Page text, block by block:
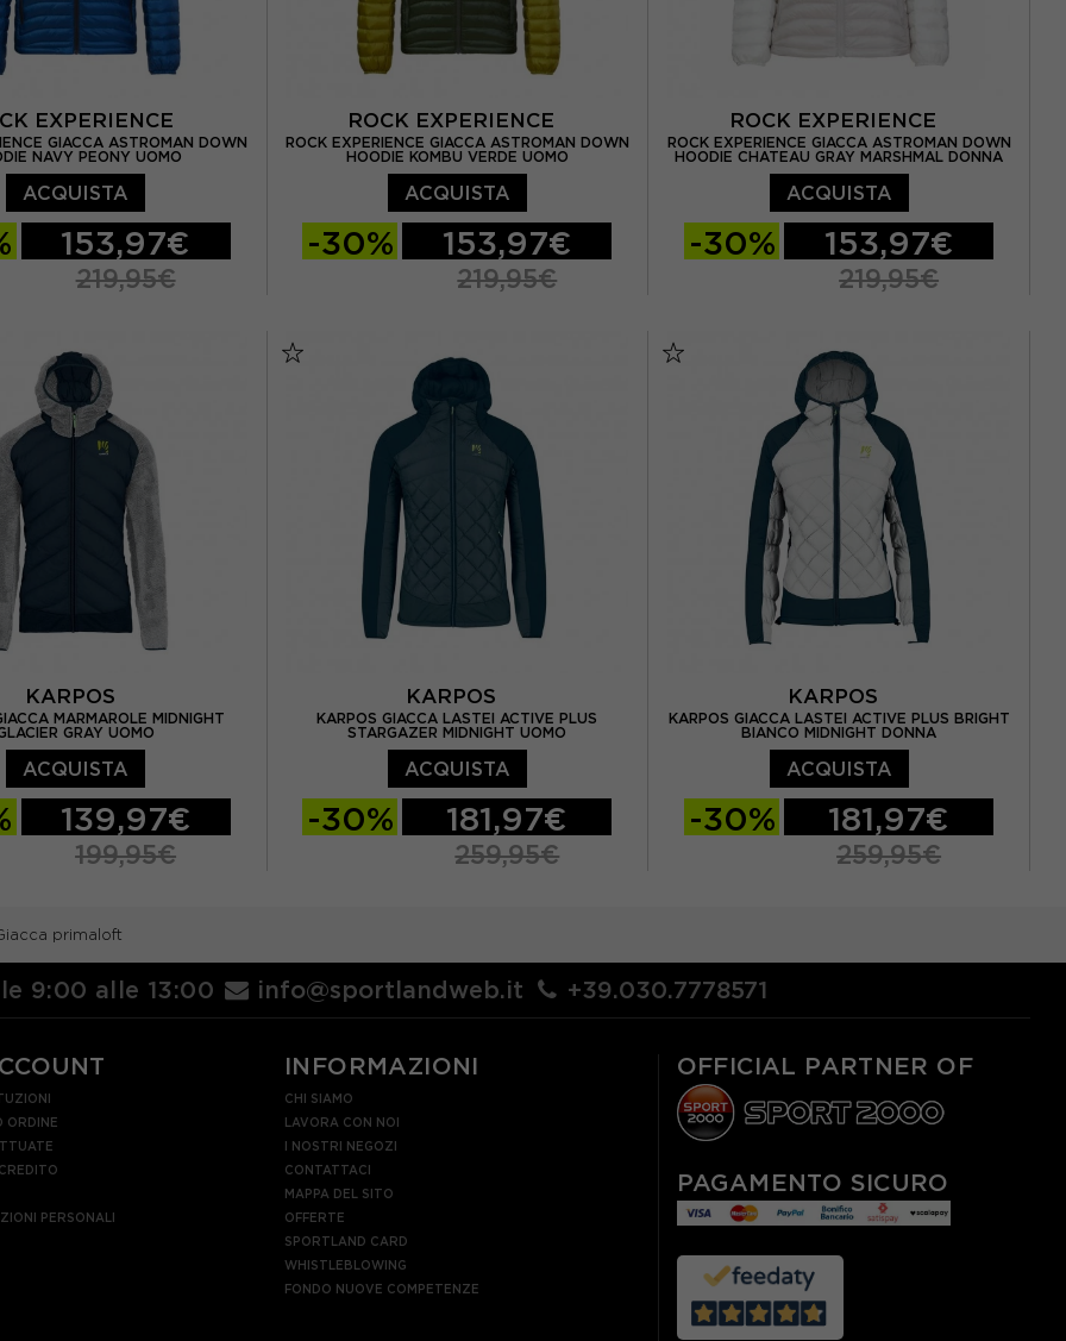
EXPERIENCE
GIACCA ASTROMAN DOWN
NAVY PEONY UOMO
ACQUISTA
153,97€
219,95€
ROCK EXPERIENCE
ROCK EXPERIENCE GIACCA ASTROMAN DOWN
HOODIE KOMBU VERDE UOMO
ACQUISTA
-30% 153,97€
219,95€
ROCK EXPERIENCE
ROCK EXPERIENCE GIACCA ASTROMAN DOWN
HOODIE CHATEAU GRAY MARSHMAL DONNA
ACQUISTA
-30% 153,97€
219,95€
KARPOS
MARMAROLE MIDNIGHT
GRAY UOMO
ACQUISTA
139,97€
199,95€
KARPOS
KARPOS GIACCA LASTEI ACTIVE PLUS
STARGAZER MIDNIGHT UOMO
ACQUISTA
-30% 181,97€
259,95€
KARPOS
KARPOS GIACCA LASTEI ACTIVE PLUS BRIGHT
BIANCO MIDNIGHT DONNA
ACQUISTA
-30% 181,97€
259,95€
primaloft
9:00 alle 13:00 info@sportlandweb.it +39.030.7778571
ORDINE
PERSONALI
INFORMAZIONI
CHI SIAMO
LAVORA CON NOI
I NOSTRI NEGOZI
CONTATTACI
MAPPA DEL SITO
OFFERTE
SPORTLAND CARD
WHISTLEBLOWING
FONDO NUOVE COMPETENZE
OFFICIAL PARTNER OF
PAGAMENTO SICURO